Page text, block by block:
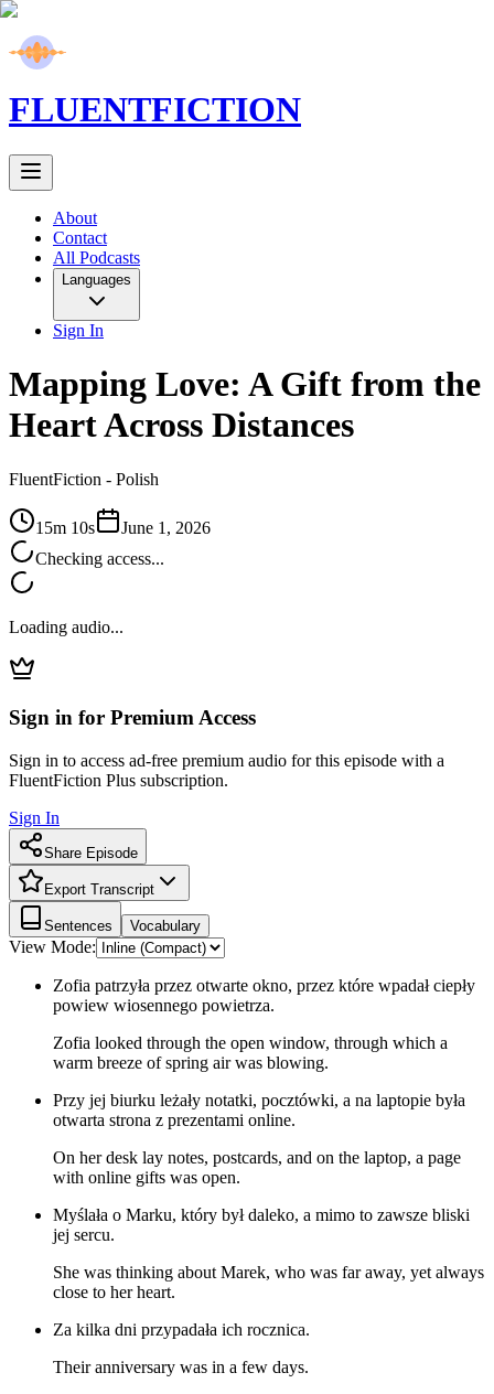
FLUENTFICTION
About
Contact
All Podcasts
Languages
Sign In
Mapping Love: A Gift from the
Heart Across Distances
FluentFiction - Polish
15m 10s
June 1, 2026
Checking access...
Loading audio...
Sign in for Premium Access
Sign in to access ad-free premium audio for this episode with a
FluentFiction Plus subscription.
Sign In
Share Episode
Export Transcript
Sentences Vocabulary
View Mode:
Zofia patrzyła przez otwarte okno, przez które wpadał ciepły
powiew wiosennego powietrza.
Zofia looked through the open window, through which a
warm breeze of spring air was blowing.
Przy jej biurku leżały notatki, pocztówki, a na laptopie była
otwarta strona z prezentami online.
On her desk lay notes, postcards, and on the laptop, a page
with online gifts was open.
Myślała o Marku, który był daleko, a mimo to zawsze bliski
jej sercu.
She was thinking about Marek, who was far away, yet always
close to her heart.
Za kilka dni przypadała ich rocznica.
Their anniversary was in a few days.